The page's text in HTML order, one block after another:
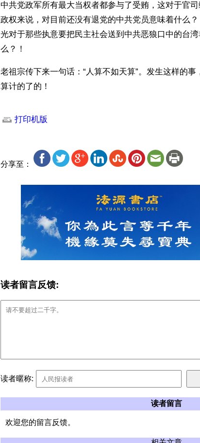
中共党政军所有最大当权者都参与了受贿，这对于官
政权来说，对目前还没有退党的中共党员意味着什么
光对于那些执意要把民主社会送到中共恶狼口中的台
么？！
老祖宗传下来一句话：“人算不如天算”。发生这样的
算计的了的！
打印机版
分享至：
读者留言反馈:
读者暱称:
读者留言
欢迎您的留言反馈。